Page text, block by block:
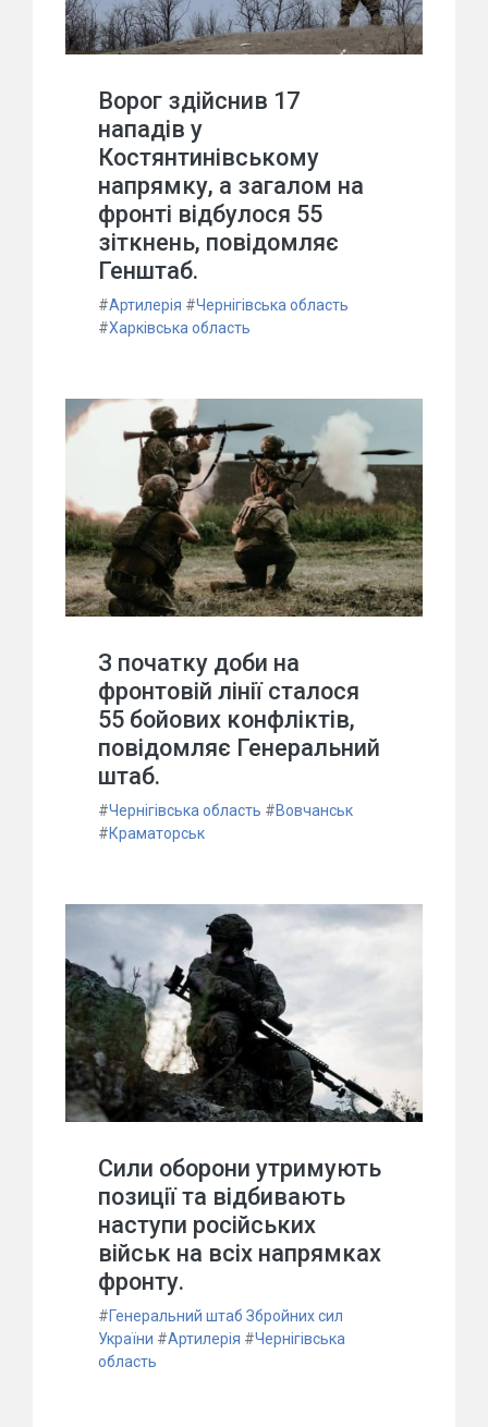
Ворог здійснив 17
нападів у
Костянтинівському
напрямку, а загалом на
фронті відбулося 55
зіткнень, повідомляє
Генштаб.
#Артилерія #Чернігівська область
#Харківська область
З початку доби на
фронтовій лінії сталося
55 бойових конфліктів,
повідомляє Генеральний
штаб.
#Чернігівська область #Вовчанськ
#Краматорськ
Сили оборони утримують
позиції та відбивають
наступи російських
військ на всіх напрямках
фронту.
#Генеральний штаб Збройних сил
України #Артилерія #Чернігівська
область